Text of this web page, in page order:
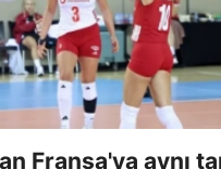
Fransa'ya aynı